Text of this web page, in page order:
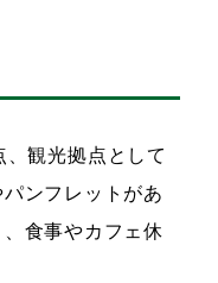
観光拠点として
ンフレットがあ
食事やカフェ休